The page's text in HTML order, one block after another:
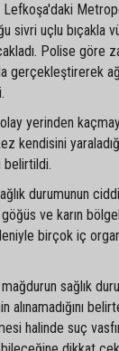
Lefkoşa'daki
sivri uçlu bıçakla
Polise göre
gerçekleştirerek
yerinden
kendisini
belirtildi.
durumunun
ve karın
birçok iç
sağlık
halinde suç